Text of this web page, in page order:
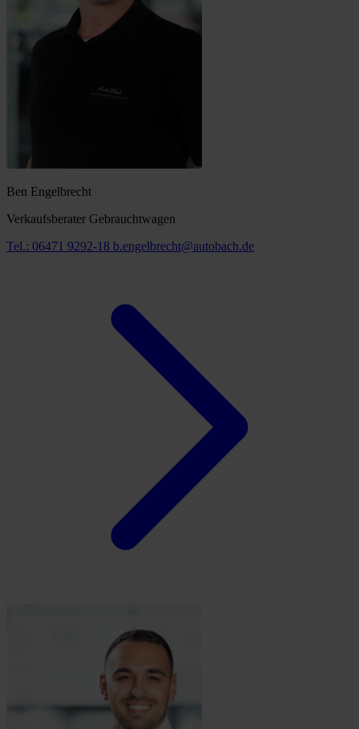
Ben Engelbrecht
Verkaufsberater Gebrauchtwagen
Tel.: 06471 9292-18 b.engelbrecht@autobach.de